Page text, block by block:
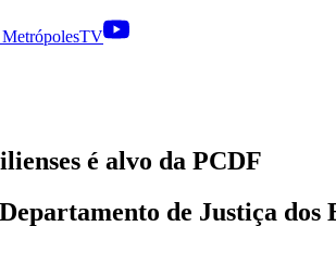
MetrópolesTV
é alvo da PCDF
de Justiça dos